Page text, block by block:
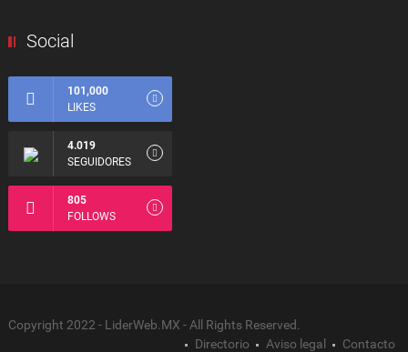
Social
101,000
LIKES
4.019
SEGUIDORES
805
FOLLOWS
Copyright 2022 - LiderWeb.MX - All Rights Reserved.
Directorio
Aviso legal Contacto